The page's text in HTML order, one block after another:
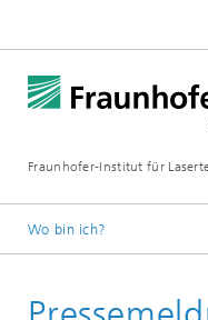
Fraunhofer-Institut für
Wo bin ich?